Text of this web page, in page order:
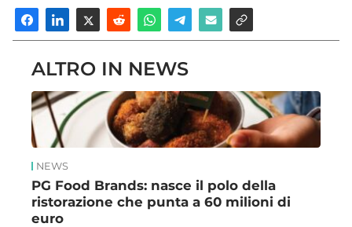
ALTRO IN NEWS
NEWS
PG Food Brands: nasce il polo della
ristorazione che punta a 60 milioni di
euro